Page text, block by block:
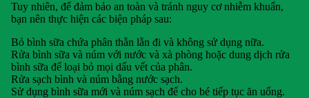
Tuy nhiên, để đảm bảo an toàn và tránh nguy cơ nhiễm khuẩn,
bạn nên thực hiện các biện pháp sau:
Bỏ bình sữa chứa phân thằn lằn đi và không sử dụng nữa.
Rửa bình sữa và núm với nước và xà phòng hoặc dung dịch rửa
bình sữa để loại bỏ mọi dấu vết của phân.
Rửa sạch bình và núm bằng nước sạch.
Sử dụng bình sữa mới và núm sạch để cho bé tiếp tục ăn uống.